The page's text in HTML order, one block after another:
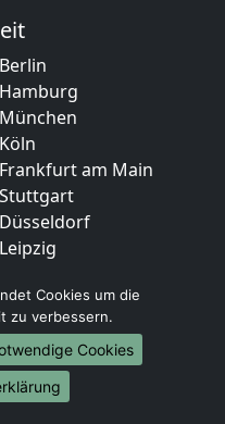
am Main
Cookies um die
zu verbessern.
Cookies